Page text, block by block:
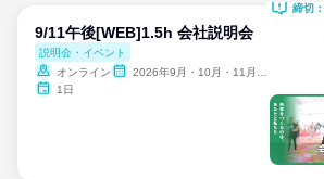
9/11午後[WEB]1.5h 会社説明会
説明会・イベント
オンライン
2026年9月・10月・11月・12月
1日
締切